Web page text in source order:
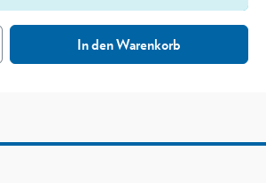
In den Warenkorb